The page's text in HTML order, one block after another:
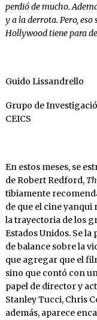
perdió de mucho.
y a la derrota. Pero, eso
Hollywood tiene para
Guido Lissandrello
Grupo de
CEICS
En estos meses, se
de Robert Redford,
tibiamente
de que el cine yanqui
la trayectoria de los
Estados Unidos. Se
de balance sobre la
que agregar que el
sino que contó con
papel de director y
Stanley Tucci, Chris
además, aparece